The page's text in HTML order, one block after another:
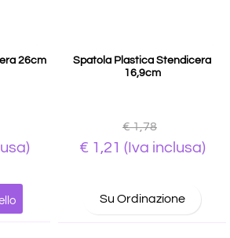
26cm
Spatola Plastica Stendicera
16,9cm
€ 1,78
€ 1,21 (Iva inclusa)
Su Ordinazione